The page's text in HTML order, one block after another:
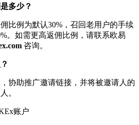
多少？
比例为默认30%，召回老用户的手续
。如需更高返佣比例，请联系欧易
咨询。
协助推广邀请链接，并将被邀请人的
。
账户